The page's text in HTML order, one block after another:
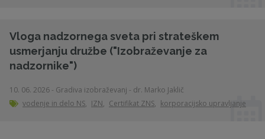
Vloga nadzornega sveta pri strateškem
usmerjanju družbe ("Izobraževanje za
nadzornike")
10. 06. 2026 - Gradiva izobraževanj - dr. Marko Jaklič
vodenje in delo NS, IZN, Certifikat ZNS, korporacijsko upravljanje